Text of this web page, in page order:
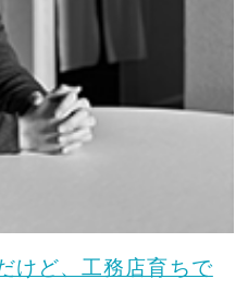
けど、工務店育ちで